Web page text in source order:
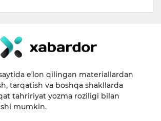
eʼlon qilingan materiallardan
tarqatish va boshqa shakllarda
tahririyat yozma roziligi bilan
mumkin.